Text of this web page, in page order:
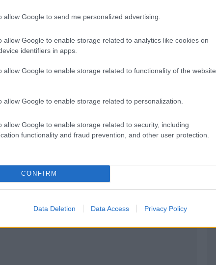
allow Google to send me personalized advertising.
allow Google to enable storage related to analytics like cookies on
identifiers in apps.
allow Google to enable storage related to functionality of the website
allow Google to enable storage related to personalization.
allow Google to enable storage related to security, including
functionality and fraud prevention, and other user protection.
CONFIRM
Data Deletion Data Access Privacy Policy
και τον ζωολογικό κήπο, η εξωτερική
με έναν παραμυθένιο κόσμο ενηλίκων.
την εμπειρία τους